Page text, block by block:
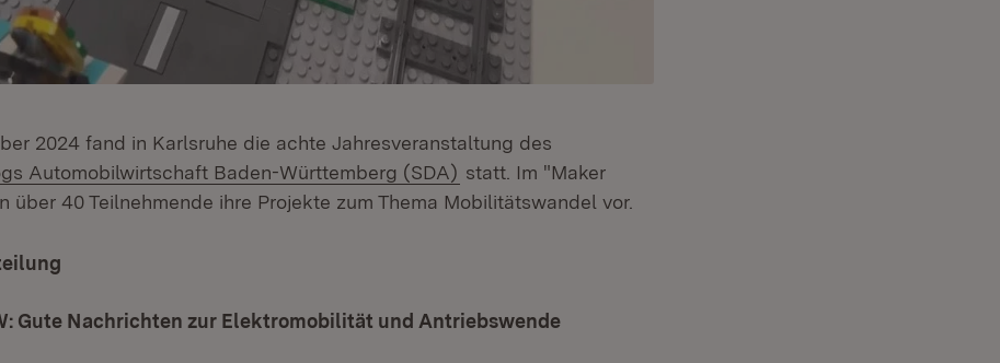
2024 fand in Karlsruhe die achte Jahresveranstaltung des
Automobilwirtschaft Baden-Württemberg (SDA) statt. Im "Maker
über 40 Teilnehmende ihre Projekte zum Thema Mobilitätswandel vor.
Gute Nachrichten zur Elektromobilität und Antriebswende